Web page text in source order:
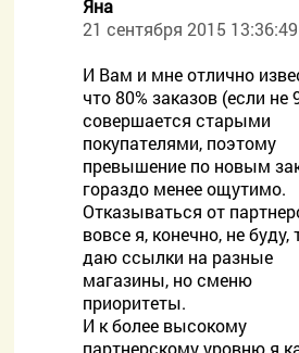
Яна
21 сентября 2015 13:36:49
И Вам и мне отлично
что 80% заказов (если не
совершается старыми
покупателями, поэтому
превышение по новым
гораздо менее ощутимо.
Отказываться от
вовсе я, конечно, не буду,
даю ссылки на разные
магазины, но сменю
приоритеты.
И к более высокому
партнерскому уровню я